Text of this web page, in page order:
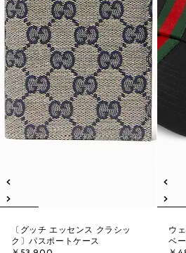
〔グッチ エッセンス クラシッ
ク〕パスポートケース
ウ
ベ